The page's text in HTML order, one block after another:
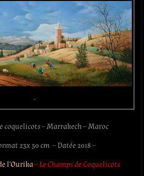
.
coquelicots – Marrakech – Maroc
23x 50 cm – Datée 2018 –
l’Ourika– Le Champs de Coquelicots